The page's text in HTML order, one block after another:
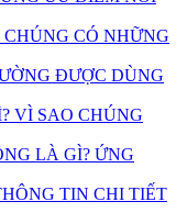
CÓ NHỮNG
ĐƯỢC DÙNG
VÌ SAO CHÚNG
LÀ GÌ? ỨNG
TIN CHI TIẾT